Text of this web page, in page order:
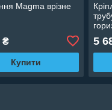
Magma врізне
₴
Купити
5